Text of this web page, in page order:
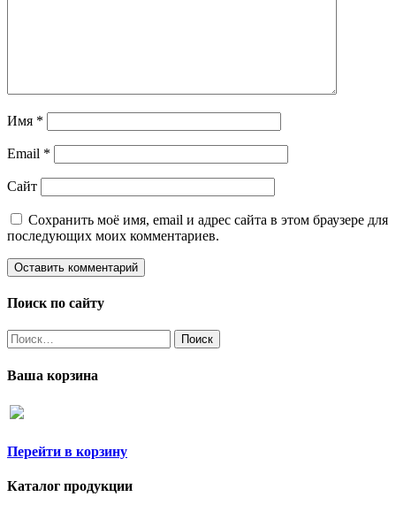
Имя *
Email *
Сайт
Сохранить моё имя, email и адрес сайта в этом браузере для
последующих моих комментариев.
Поиск по сайту
Найти:
Ваша корзина
Перейти в корзину
Каталог продукции